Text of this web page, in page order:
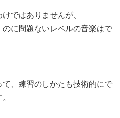
ではありませんが、
に問題ないレベルの音楽はで
、練習のしかたも技術的にで